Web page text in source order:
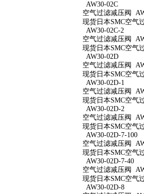
AW30-02C
空气过滤减压阀
现货日本SMC空气
AW30-02C-2
空气过滤减压阀
现货日本SMC空气
AW30-02D
空气过滤减压阀
现货日本SMC空气
AW30-02D-1
空气过滤减压阀
现货日本SMC空气
AW30-02D-2
空气过滤减压阀
现货日本SMC空气
AW30-02D-7-100
空气过滤减压阀
现货日本SMC空气
AW30-02D-7-40
空气过滤减压阀
现货日本SMC空气
AW30-02D-8